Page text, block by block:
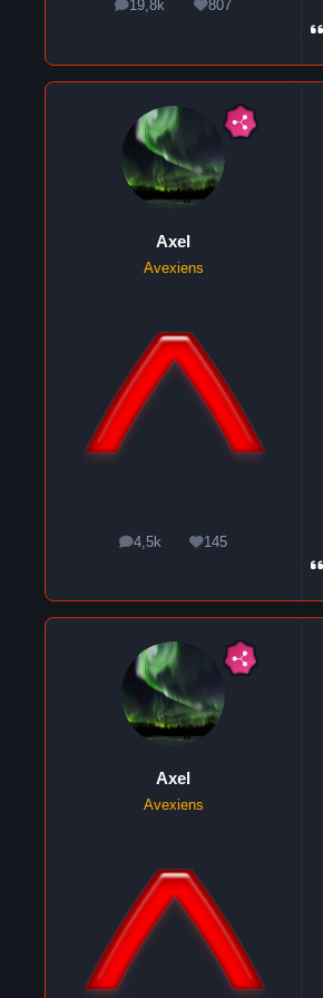
19,8k
messages807
Réputation
Axel
Avexiens
4,5k
messages145
Réputation
Axel
Avexiens